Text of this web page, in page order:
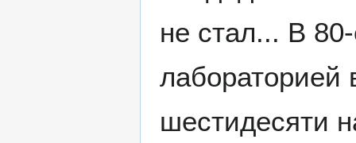
не стал... В
лабораторией
шестидесяти